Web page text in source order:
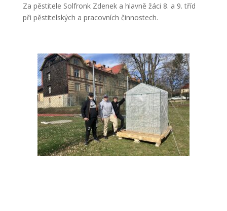
Za pěstitele Solfronk Zdenek a hlavně žáci 8. a 9. tříd
při pěstitelských a pracovních činnostech.